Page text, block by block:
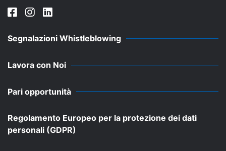
Segnalazioni Whistleblowing
Lavora con Noi
Pari opportunità
Regolamento Europeo per la protezione dei dati
personali (GDPR)